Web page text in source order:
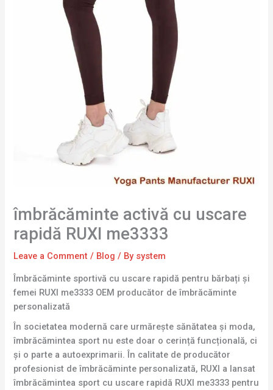
îmbrăcăminte activă cu uscare
rapidă RUXI me3333
Leave a Comment / Blog / By system
Îmbrăcăminte sportivă cu uscare rapidă pentru bărbați și
femei RUXI me3333 OEM producător de îmbrăcăminte
personalizată
În societatea modernă care urmărește sănătatea și moda,
îmbrăcămintea sport nu este doar o cerință funcțională, ci
și o parte a autoexprimarii. În calitate de producător
profesionist de îmbrăcăminte personalizată, RUXI a lansat
îmbrăcămintea sport cu uscare rapidă RUXI me3333 pentru